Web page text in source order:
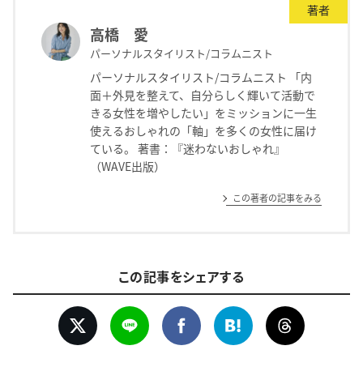
著者
高橋 愛
パーソナルスタイリスト/コラムニスト
パーソナルスタイリスト/コラムニスト 「内
面＋外見を整えて、自分らしく輝いて活動で
きる女性を増やしたい」をミッションに一生
使えるおしゃれの「軸」を多くの女性に届け
ている。 著書：『迷わないおしゃれ』
（WAVE出版）
この著者の記事をみる
この記事をシェアする